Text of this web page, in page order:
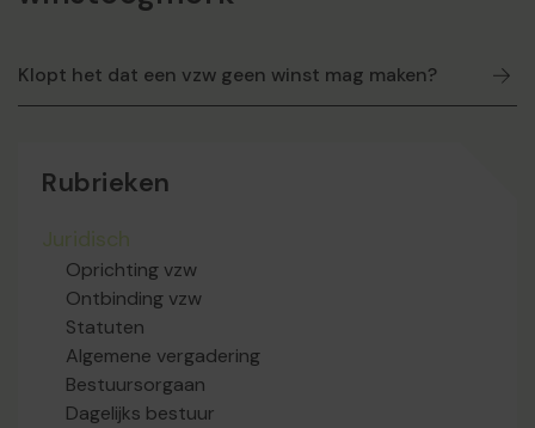
Klopt het dat een vzw geen winst mag maken?
Rubrieken
Juridisch
Oprichting vzw
Ontbinding vzw
Statuten
Algemene vergadering
Bestuursorgaan
Dagelijks bestuur